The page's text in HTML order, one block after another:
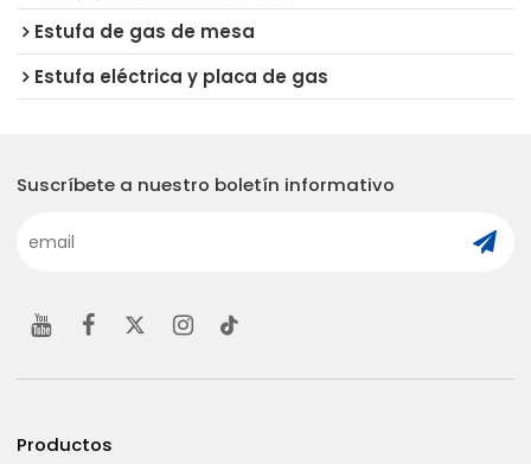
Estufa de gas de mesa
Estufa eléctrica y placa de gas
Suscríbete a nuestro boletín informativo
Productos